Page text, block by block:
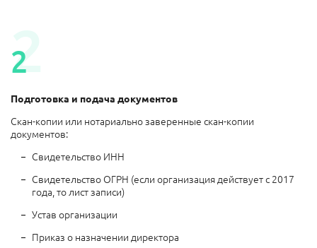
2
2
Подготовка и подача документов
Скан-копии или нотариально заверенные скан-копии
документов:
Свидетельство ИНН
Свидетельство ОГРН (если организация действует с 2017
года, то лист записи)
Устав организации
Приказ о назначении директора